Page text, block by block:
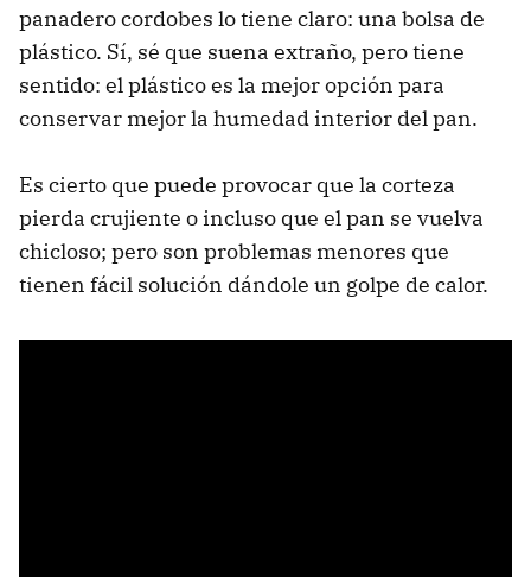
panadero cordobes lo tiene claro: una bolsa de
plástico. Sí, sé que suena extraño, pero tiene
sentido: el plástico es la mejor opción para
conservar mejor la humedad interior del pan.
Es cierto que puede provocar que la corteza
pierda crujiente o incluso que el pan se vuelva
chicloso; pero son problemas menores que
tienen fácil solución dándole un golpe de calor.